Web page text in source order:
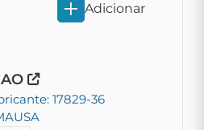
17829-36
Adicionar